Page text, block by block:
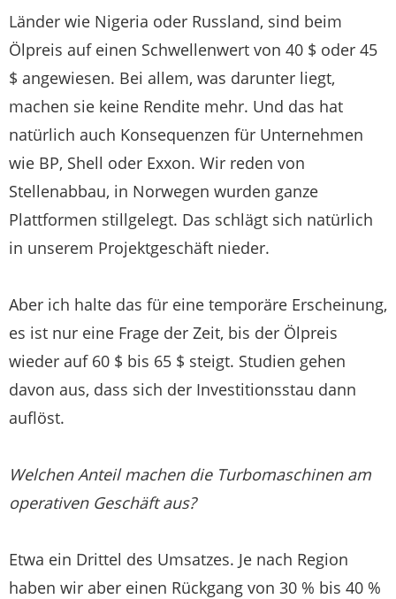
Länder wie Nigeria oder Russland, sind beim
Ölpreis auf einen Schwellenwert von 40 $ oder 45
$ angewiesen. Bei allem, was darunter liegt,
machen sie keine Rendite mehr. Und das hat
natürlich auch Konsequenzen für Unternehmen
wie BP, Shell oder Exxon. Wir reden von
Stellenabbau, in Norwegen wurden ganze
Plattformen stillgelegt. Das schlägt sich natürlich
in unserem Projektgeschäft nieder.
Aber ich halte das für eine temporäre Erscheinung,
es ist nur eine Frage der Zeit, bis der Ölpreis
wieder auf 60 $ bis 65 $ steigt. Studien gehen
davon aus, dass sich der Investitionsstau dann
auflöst.
Welchen Anteil machen die Turbomaschinen am
operativen Geschäft aus?
Etwa ein Drittel des Umsatzes. Je nach Region
haben wir aber einen Rückgang von 30 % bis 40 %